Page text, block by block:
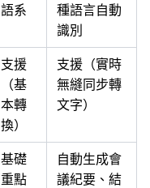
語系
種語言自動
識別
支援
（基
本轉
換）
支援（實時
無縫同步轉
文字）
基礎
重點
自動生成會
議紀要、結